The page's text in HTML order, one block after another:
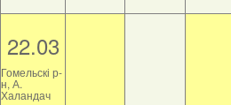
22.03
Гомельскі р-
н, А.
Халандач